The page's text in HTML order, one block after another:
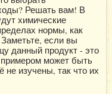
Решать вам! В
химические
нормы, как
если вы
данный продукт - это
может быть
не изучены, так что их